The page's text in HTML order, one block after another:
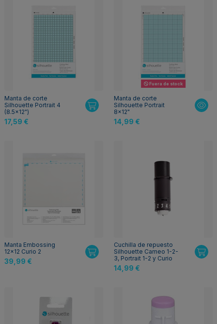
Manta de corte
Silhouette Portrait 4
(8.5x12")
17,59 €
Fuera de stock
Manta de corte
Silhouette Portrait
8x12"
14,99 €
Manta Embossing
12x12 Curio 2
39,99 €
Cuchilla de repuesto
Silhouette Cameo 1-2-
3, Portrait 1-2 y Curio
14,99 €